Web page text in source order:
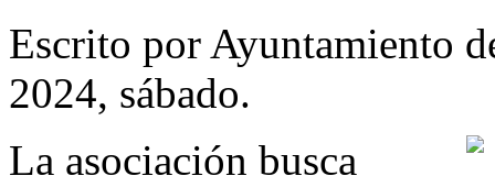
Escrito por Ayuntamiento
2024, sábado.
La asociación busca